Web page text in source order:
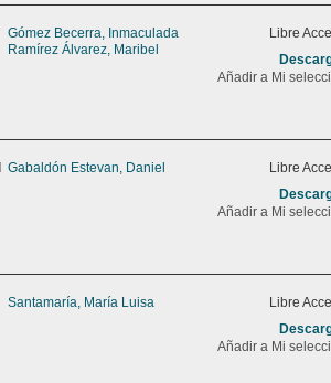
Gómez Becerra, Inmaculada
Ramírez Álvarez, Maribel
Libre
Añadir a Mi
Gabaldón Estevan, Daniel
Libre
Añadir a Mi
Santamaría, María Luisa
Libre
Añadir a Mi